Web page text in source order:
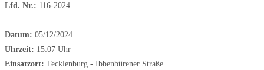
Lfd. Nr.: 116-2024
Datum: 05/12/2024
Uhrzeit: 15:07 Uhr
Einsatzort: Tecklenburg - Ibbenbürener Straße